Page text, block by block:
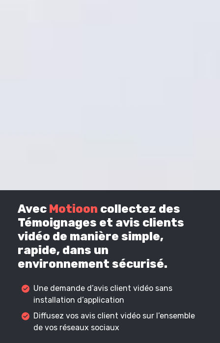
Avec Motioon collectez des
Témoignages et avis clients
vidéo de manière simple,
rapide, dans un
environnement sécurisé.
Une demande d’avis client vidéo sans
installation d’application
Diffusez vos avis client vidéo sur l’ensemble
de vos réseaux sociaux